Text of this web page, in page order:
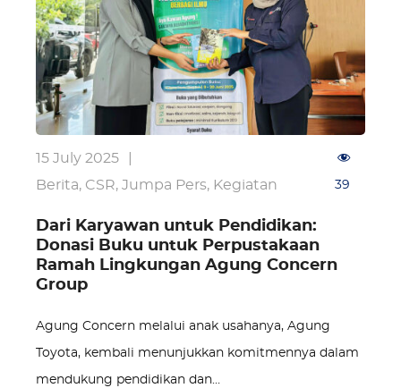
15 July 2025
Berita, CSR, Jumpa Pers, Kegiatan 39
Dari Karyawan untuk Pendidikan:
Donasi Buku untuk Perpustakaan
Ramah Lingkungan Agung Concern
Group
Agung Concern melalui anak usahanya, Agung
Toyota, kembali menunjukkan komitmennya dalam
mendukung pendidikan dan…